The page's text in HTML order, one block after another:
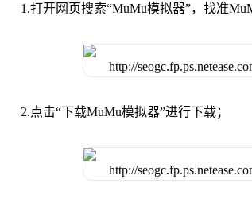
1.打开网页搜索“MuMu模拟器”，找准
2.点击“下载MuMu模拟器”进行下载；